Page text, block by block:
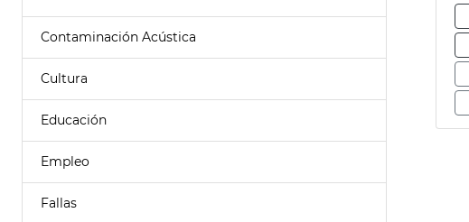
Contaminación Acústica
Cultura
Educación
Empleo
Fallas